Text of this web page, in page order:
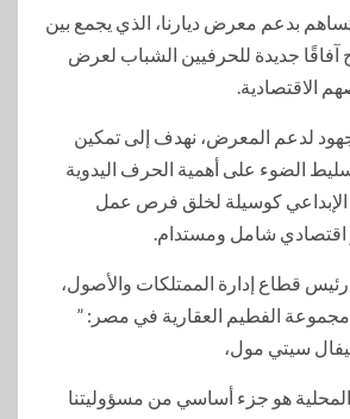
بدعم معرض ديارنا، الذي يجمع بين
آفاقًا جديدة للحرفيين الشباب لعرض
الاقتصادية.
لدعم المعرض، نهدف إلى تمكين
الضوء على أهمية الحرف اليدوية
الإبداعي كوسيلة لخلق فرص عمل
اقتصادي شامل ومستدام.
قطاع إدارة الممتلكات والأصول،
الفطيم العقارية في مصر: ”
سيتي مول،
هو جزء أساسي من مسؤوليتنا